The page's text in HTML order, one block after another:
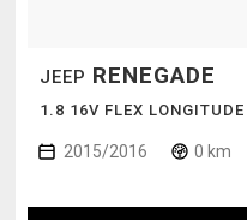
JEEP RENEGADE
1.8 16V FLEX
2015/2016 0 km